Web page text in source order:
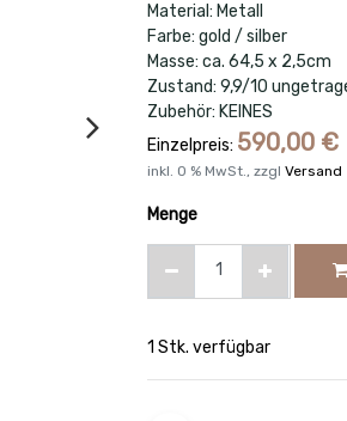
Material: Metall
Farbe: gold / silber
Masse: ca. 64,5 x 2,5cm
Zustand: 9,9/10
Zubehör: KEINES
Einzelpreis: 590,00 €
inkl. 0 % MwSt., zzgl Versand
Menge
1 Stk. verfügbar